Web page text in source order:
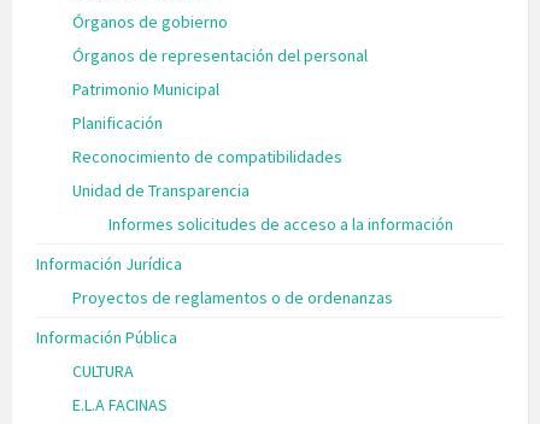
Órganos de gobierno
Órganos de representación del personal
Patrimonio Municipal
Planificación
Reconocimiento de compatibilidades
Unidad de Transparencia
Informes solicitudes de acceso a la información
Información Jurídica
Proyectos de reglamentos o de ordenanzas
Información Pública
CULTURA
E.L.A FACINAS